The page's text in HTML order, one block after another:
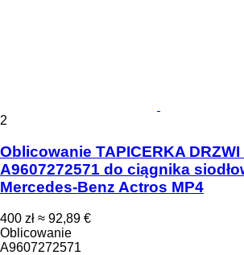
2
Oblicowanie TAPICERKA
A9607272571 do ciągnika
Mercedes-Benz Actros MP4
400 zł ≈ 92,89 €
Oblicowanie
A9607272571